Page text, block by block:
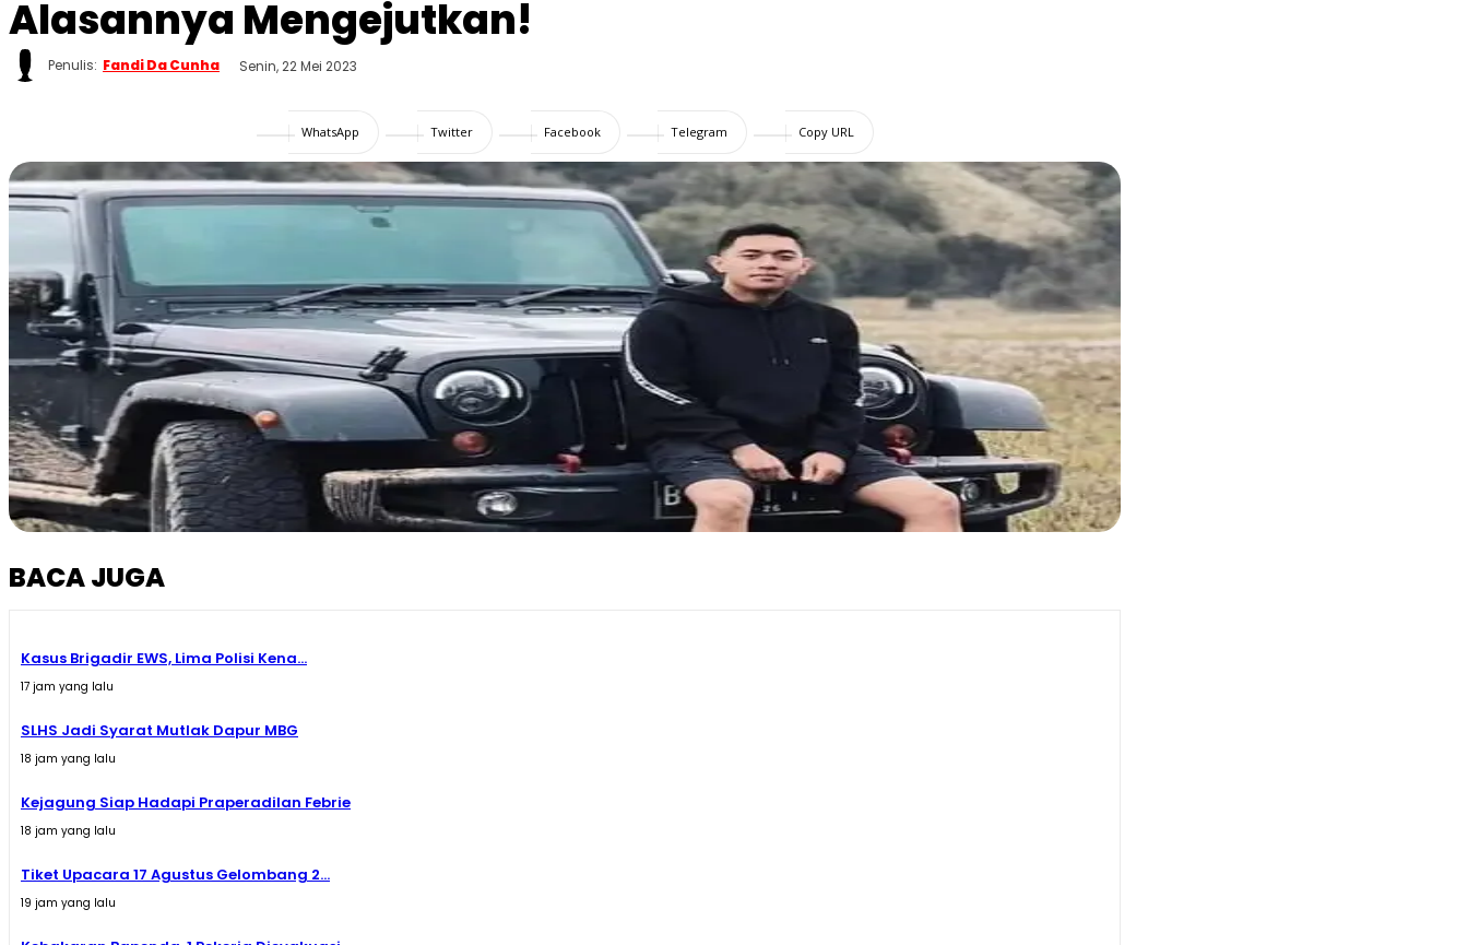
Alasannya Mengejutkan!
Penulis: Fandi Da Cunha Senin, 22 Mei 2023
WhatsApp Twitter Facebook Telegram Copy URL
BACA JUGA
Kasus Brigadir EWS, Lima Polisi Kena...
17 jam yang lalu
SLHS Jadi Syarat Mutlak Dapur MBG
18 jam yang lalu
Kejagung Siap Hadapi Praperadilan Febrie
18 jam yang lalu
Tiket Upacara 17 Agustus Gelombang 2...
19 jam yang lalu